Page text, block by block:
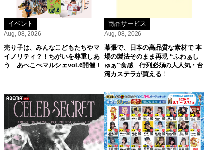
イベント
Aug, 08, 2026
売り子は、みんなこどもたちやマ
イノリティ？！ちがいを尊重しあ
う あべこべマルシェvol.6開催！
商品サービス
Aug, 08, 2026
幕張で、日本の高品質な素材で 本
場の製法そのまま再現 “ふわぁし
ゅぁ”食感 行列必須の大人気・台
湾カステラが買える！